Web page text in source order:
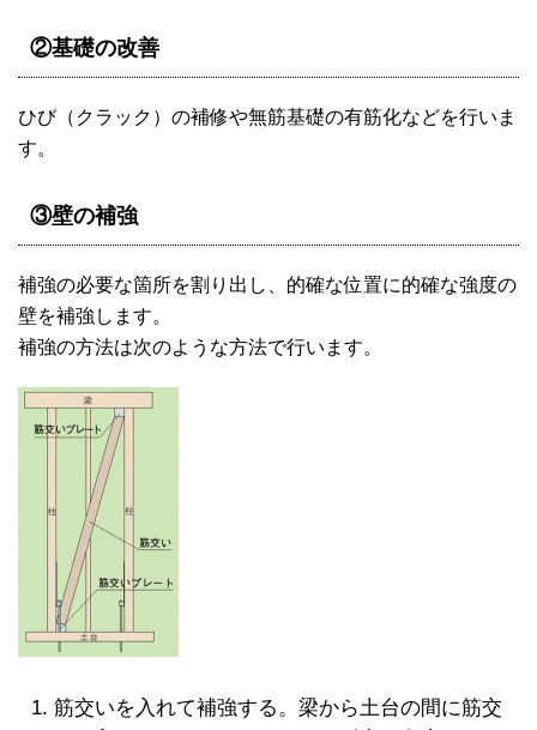
②基礎の改善
ひび（クラック）の補修や無筋基礎の有筋化などを行いま
す。
③壁の補強
補強の必要な箇所を割り出し、的確な位置に的確な強度の
壁を補強します。
補強の方法は次のような方法で行います。
筋交いを入れて補強する。梁から土台の間に筋交